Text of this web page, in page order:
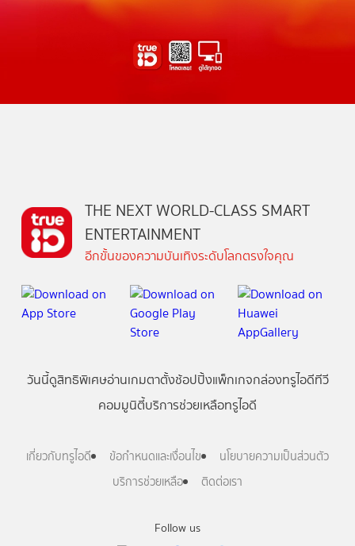
Follow us
THE NEXT WORLD-CLASS SMART
ENTERTAINMENT
อีกขั้นของความบันเทิงระดับโลกตรงใจคุณ
วันนี้ดูสิทธิพิเศษอ่านเกมตาตั้งช้อปปิ้งแพ็กเกจกล่องทรูไอดีทีวี
คอมมูนิตี้บริการช่วยเหลือทรูไอดี
เกี่ยวกับทรูไอดี ข้อกำหนดและเงื่อนไข
นโยบายความเป็นส่วนตัว
บริการช่วยเหลือ
ติดต่อเรา